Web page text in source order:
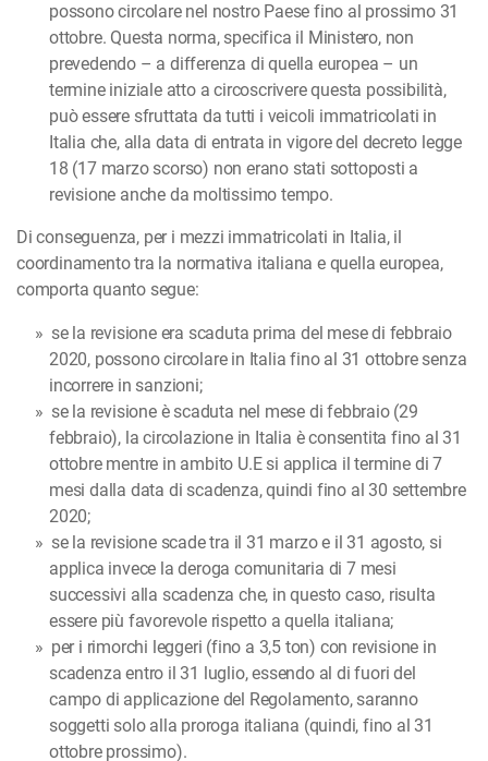
possono circolare nel nostro Paese fino al prossimo 31
ottobre. Questa norma, specifica il Ministero, non
prevedendo – a differenza di quella europea – un
termine iniziale atto a circoscrivere questa possibilità,
può essere sfruttata da tutti i veicoli immatricolati in
Italia che, alla data di entrata in vigore del decreto legge
18 (17 marzo scorso) non erano stati sottoposti a
revisione anche da moltissimo tempo.
Di conseguenza, per i mezzi immatricolati in Italia, il
coordinamento tra la normativa italiana e quella europea,
comporta quanto segue:
se la revisione era scaduta prima del mese di febbraio
2020, possono circolare in Italia fino al 31 ottobre senza
incorrere in sanzioni;
se la revisione è scaduta nel mese di febbraio (29
febbraio), la circolazione in Italia è consentita fino al 31
ottobre mentre in ambito U.E si applica il termine di 7
mesi dalla data di scadenza, quindi fino al 30 settembre
2020;
se la revisione scade tra il 31 marzo e il 31 agosto, si
applica invece la deroga comunitaria di 7 mesi
successivi alla scadenza che, in questo caso, risulta
essere più favorevole rispetto a quella italiana;
per i rimorchi leggeri (fino a 3,5 ton) con revisione in
scadenza entro il 31 luglio, essendo al di fuori del
campo di applicazione del Regolamento, saranno
soggetti solo alla proroga italiana (quindi, fino al 31
ottobre prossimo).